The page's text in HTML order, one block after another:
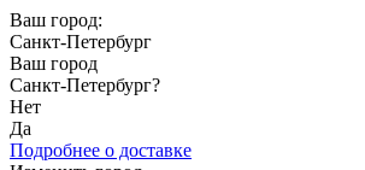
Ваш город:
Санкт-Петербург
Ваш город
Санкт-Петербург?
Нет
Да
Подробнее о доставке